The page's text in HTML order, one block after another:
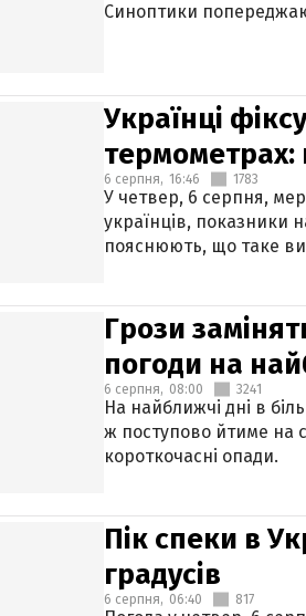
Синоптики
Українці
6 серпня, 16:46 1783
У четвер, 6 серпня,
українців, показники
пояснюють, що таке
Грози
погоди на
6 серпня, 08:00 3241
На найближчі дні в
ж поступово йтиме на
короткочасні опади.
Пік спеки в
градусів
6 серпня, 06:40 817